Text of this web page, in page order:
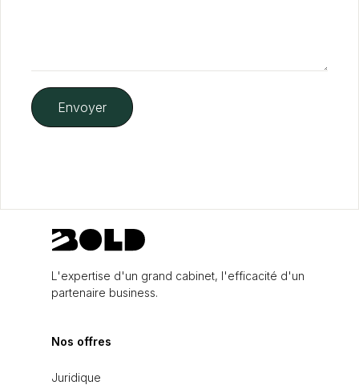
L'expertise d'un grand cabinet, l'efficacité d'un
partenaire business.
Nos offres
Juridique